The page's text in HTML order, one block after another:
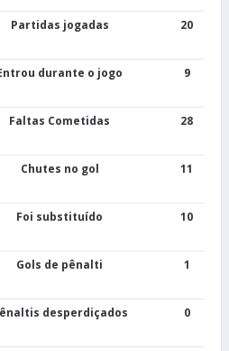
Partidas jogadas 20
durante o jogo 9
Faltas Cometidas 28
Chutes no gol 11
Foi substituído 10
Gols de pênalti 1
desperdiçados 0